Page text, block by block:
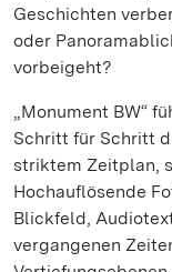
Geschichten
oder
vorbeigeht?
„Monument BW“
Schritt für Schritt
striktem Zeitplan,
Hochauflösende
Blickfeld,
vergangenen